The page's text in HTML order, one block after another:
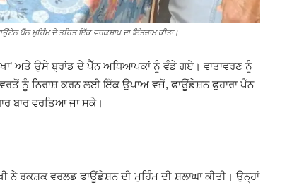
ਪੈੱਨ ਮੁਹਿੰਮ ਦੇ ਤਹਿਤ ਇੱਕ ਵਰਕਸ਼ਾਪ ਦਾ ਇੰਤਜ਼ਾਮ ਕੀਤਾ।
ਅਤੇ ਉਸੇ ਬ੍ਰਾਂਡ ਦੇ ਪੈੱਨ ਅਧਿਆਪਕਾਂ ਨੂੰ ਵੰਡੇ ਗਏ। ਵਾਤਾਵਰਣ ਨੂੰ
ਨੂੰ ਨਿਰਾਸ਼ ਕਰਨ ਲਈ ਇੱਕ ਉਪਾਅ ਵਜੋਂ, ਫਾਊਂਡੇਸ਼ਨ ਫੁਹਾਰਾ ਪੈੱਨ
ਬਾਰ ਵਰਤਿਆ ਜਾ ਸਕੇ।
ਨੇ ਰਕਸ਼ਕ ਵਰਲਡ ਫਾਊਂਡੇਸ਼ਨ ਦੀ ਮੁਹਿੰਮ ਦੀ ਸ਼ਲਾਘਾ ਕੀਤੀ। ਉਨ੍ਹਾਂ